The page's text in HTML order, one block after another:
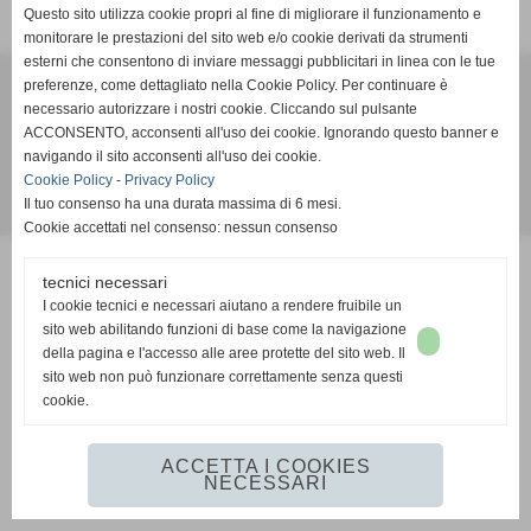
A.S.D.Pallacanestro Agliana 2000
via goldoni snc - Agliana (Pistoia)
P.I. 01407070471 C.F 01407070471
mail:012950@spes.fip.it
Realizzazione siti web www.sitoper.it
Questo sito utilizza cookie propri al fine di migliorare il funzionamento e
monitorare le prestazioni del sito web e/o cookie derivati da strumenti
esterni che consentono di inviare messaggi pubblicitari in linea con le tue
preferenze, come dettagliato nella Cookie Policy. Per continuare è
necessario autorizzare i nostri cookie. Cliccando sul pulsante
ACCONSENTO, acconsenti all'uso dei cookie. Ignorando questo banner e
navigando il sito acconsenti all'uso dei cookie.
Cookie Policy - Privacy Policy
Il tuo consenso ha una durata massima di 6 mesi.
Cookie accettati nel consenso: nessun consenso
tecnici necessari
I cookie tecnici e necessari aiutano a rendere fruibile un
sito web abilitando funzioni di base come la navigazione
della pagina e l'accesso alle aree protette del sito web. Il
sito web non può funzionare correttamente senza questi
cookie.
ACCETTA I COOKIES
NECESSARI